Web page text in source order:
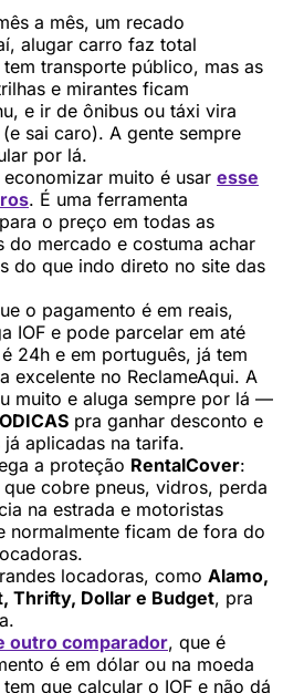
a mês, um recado
alugar carro faz total
transporte público, mas as
e mirantes ficam
e ir de ônibus ou táxi vira
sai caro). A gente sempre
por lá.
muito é usar esse
. É uma ferramenta
o preço em todas as
do mercado e costuma achar
do que indo direto no site das
o pagamento é em reais,
IOF e pode parcelar em até
24h e em português, já tem
excelente no ReclameAqui. A
muito e aluga sempre por lá —
pra ganhar desconto e
aplicadas na tarifa.
a proteção RentalCover:
cobre pneus, vidros, perda
na estrada e motoristas
normalmente ficam de fora do
locadoras, como Alamo,
Thrifty, Dollar e Budget, pra
outro comparador, que é
é em dólar ou na moeda
que calcular o IOF e não dá